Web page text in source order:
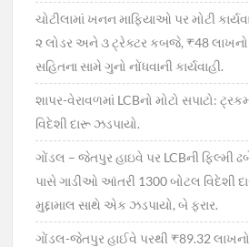
ચોટીલામાં ખનન માફિયાઓ પર મોટી
૨ લોડર અને ૩ ટ્રેક્ટર કબજે, ₹48 લાખનો
સહિતના સામે ગુનો નોંધવાની કાર્યવાહી.
શાપર-વેરાવળમાં LCBનો મોટો સપાટો:
વિદેશી દારૂ ઝડપાયો.
ગોંડલ – જેતપુર હાઇવે પર LCBની ફિલ્મી
પાસે ગાડીઓ આંતરી 1300 બોટલ વિદેશી
મુદ્દામાલ સાથે એક ઝડપાયો, બે ફરાર.
ગોંડલ-જેતપુર હાઈવે પરથી ₹89.32 લાખનો